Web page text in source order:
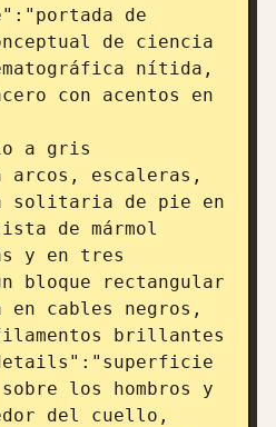
de
de ciencia
nítida,
con acentos en
a gris
escaleras,
solitaria de pie en
de mármol
y en tres
bloque rectangular
cables negros,
brillantes
los hombros y
del cuello,